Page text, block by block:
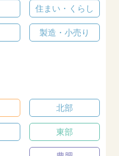
住まい・くらし
製造・小売り
北部
東部